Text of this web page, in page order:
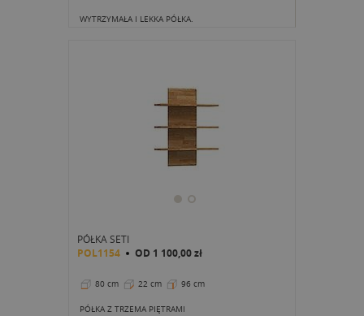
WYTRZYMAŁA I LEKKA PÓŁKA.
PÓŁKA SETI
POL1154 OD 1 100,00 zł
80 cm 22 cm 96 cm
PÓŁKA Z TRZEMA PIĘTRAMI